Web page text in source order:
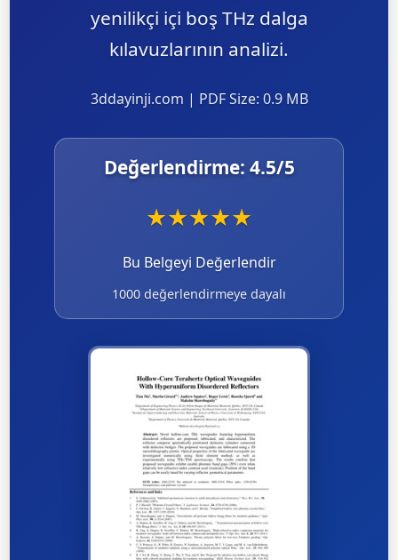
yenilikçi içi boş THz dalga
kılavuzlarının analizi.
3ddayinji.com | PDF Size: 0.9 MB
Değerlendirme: 4.5/5
★★★★★
Bu Belgeyi Değerlendir
1000 değerlendirmeye dayalı